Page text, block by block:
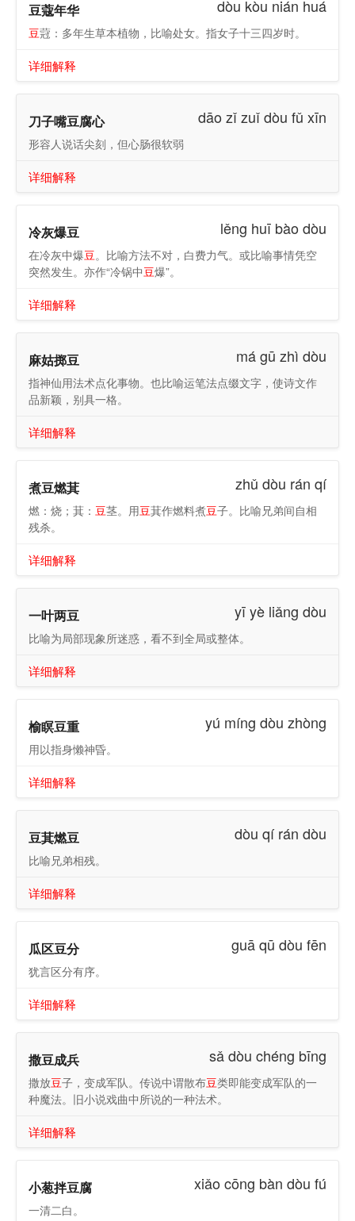
豆蔻年华 dòu kòu nián huá
豆蒄：多年生草本植物，比喻处女。指女子十三四岁时。
详细解释
刀子嘴豆腐心 dāo zǐ zuǐ dòu fǔ xīn
形容人说话尖刻，但心肠很软弱
详细解释
冷灰爆豆 lěng huī bào dòu
在冷灰中爆豆。比喻方法不对，白费力气。或比喻事情凭空
突然发生。亦作“冷锅中豆爆”。
详细解释
麻姑掷豆 má gū zhì dòu
指神仙用法术点化事物。也比喻运笔法点缀文字，使诗文作
品新颖，别具一格。
详细解释
煮豆燃萁 zhǔ dòu rán qí
燃：烧；萁： 豆茎。用豆萁作燃料煮豆子。比喻兄弟间自相
残杀。
详细解释
一叶两豆 yī yè liǎng dòu
比喻为局部现象所迷惑，看不到全局或整体。
详细解释
榆瞑豆重 yú míng dòu zhòng
用以指身懒神昏。
详细解释
豆萁燃豆 dòu qí rán dòu
比喻兄弟相残。
详细解释
瓜区豆分 guā qū dòu fēn
犹言区分有序。
详细解释
撒豆成兵 sǎ dòu chéng bīng
撒放豆子，变成军队。传说中谓散布豆类即能变成军队的一
种魔法。旧小说戏曲中所说的一种法术。
详细解释
小葱拌豆腐 xiǎo cōng bàn dòu fú
一清二白。